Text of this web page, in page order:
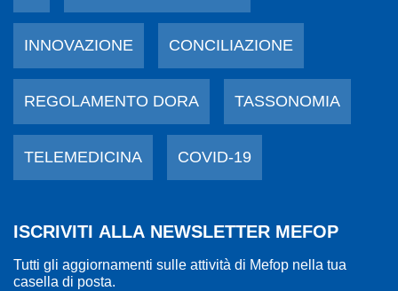
INNOVAZIONE CONCILIAZIONE
REGOLAMENTO DORA TASSONOMIA
TELEMEDICINA COVID-19
ISCRIVITI ALLA NEWSLETTER MEFOP
Tutti gli aggiornamenti sulle attività di Mefop nella tua
casella di posta.